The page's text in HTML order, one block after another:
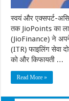
स्वयं और एक्सपर्ट-
तक JioPoints का
(JioFinance) ने
(ITR) फाइलिंग सेवा
को और किफायती …
Read More »